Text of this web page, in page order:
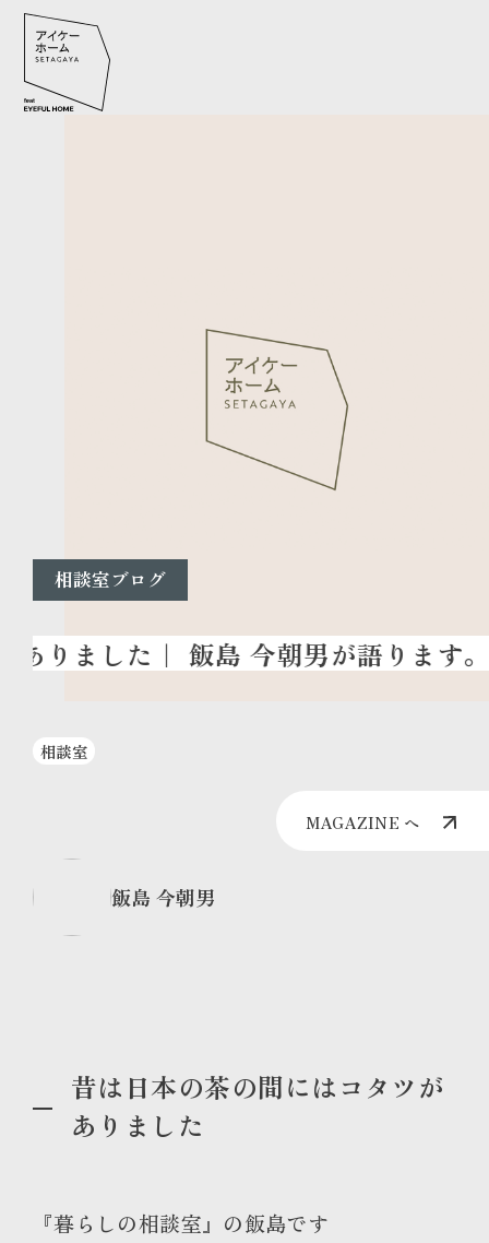
相談室ブログ
相談室
MAGAZINE へ
飯島 今朝男
昔は日本の茶の間にはコタツが
ありました
『暮らしの相談室』の飯島です